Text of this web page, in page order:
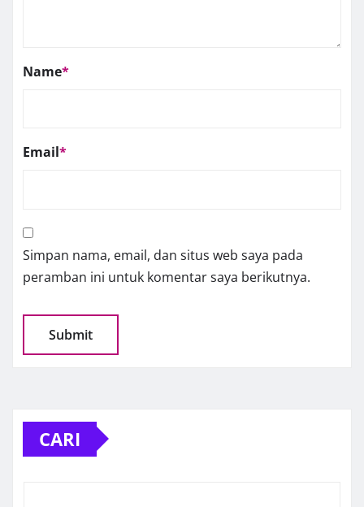
Name*
Email*
Simpan nama, email, dan situs web saya pada
peramban ini untuk komentar saya berikutnya.
CARI